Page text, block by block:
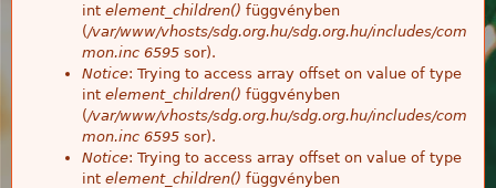
int element_children() függvényben
(/var/www/vhosts/sdg.org.hu/sdg.org.hu/includes/com
mon.inc 6595 sor).
Notice: Trying to access array offset on value of type
int element_children() függvényben
(/var/www/vhosts/sdg.org.hu/sdg.org.hu/includes/com
mon.inc 6595 sor).
Notice: Trying to access array offset on value of type
int element_children() függvényben